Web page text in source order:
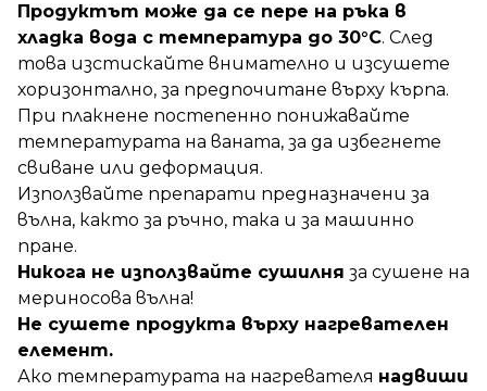
Продуктът може да се пере на ръка в
хладка вода с температура до 30°C. След
това изстискайте внимателно и изсушете
хоризонтално, за предпочитане върху кърпа.
При плакнене постепенно понижавайте
температурата на ваната, за да избегнете
свиване или деформация.
Използвайте препарати предназначени за
вълна, както за ръчно, така и за машинно
пране.
Никога не използвайте сушилня за сушене на
мериносова вълна!
Не сушете продукта върху нагревателен
елемент.
Ако температурата на нагревателя надвиши